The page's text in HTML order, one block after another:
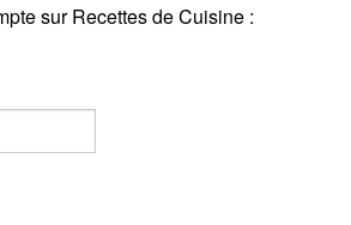
sur Recettes de Cuisine :